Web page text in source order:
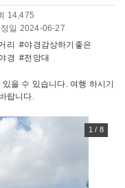
14,475
정일 2024-06-27
리 #야경감상하기좋은
경 #전망대
을 수 있습니다. 여행 하시기
랍니다.
1 / 8